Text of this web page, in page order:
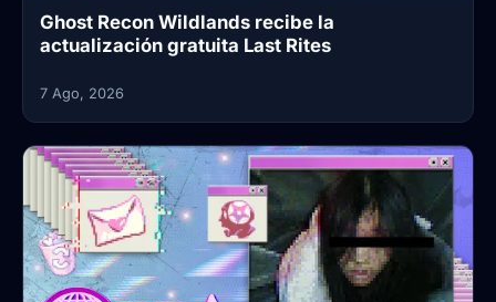
Ghost Recon Wildlands recibe la
actualización gratuita Last Rites
7 Ago, 2026